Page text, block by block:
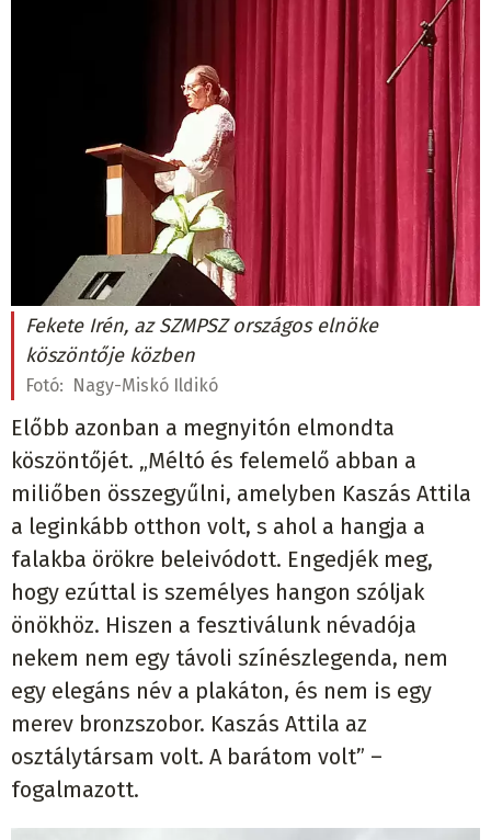
Fekete Irén, az SZMPSZ országos elnöke
köszöntője közben
Fotó: Nagy-Miskó Ildikó
Előbb azonban a megnyitón elmondta
köszöntőjét. „Méltó és felemelő abban a
miliőben összegyűlni, amelyben Kaszás Attila
a leginkább otthon volt, s ahol a hangja a
falakba örökre beleivódott. Engedjék meg,
hogy ezúttal is személyes hangon szóljak
önökhöz. Hiszen a fesztiválunk névadója
nekem nem egy távoli színészlegenda, nem
egy elegáns név a plakáton, és nem is egy
merev bronzszobor. Kaszás Attila az
osztálytársam volt. A barátom volt” –
fogalmazott.